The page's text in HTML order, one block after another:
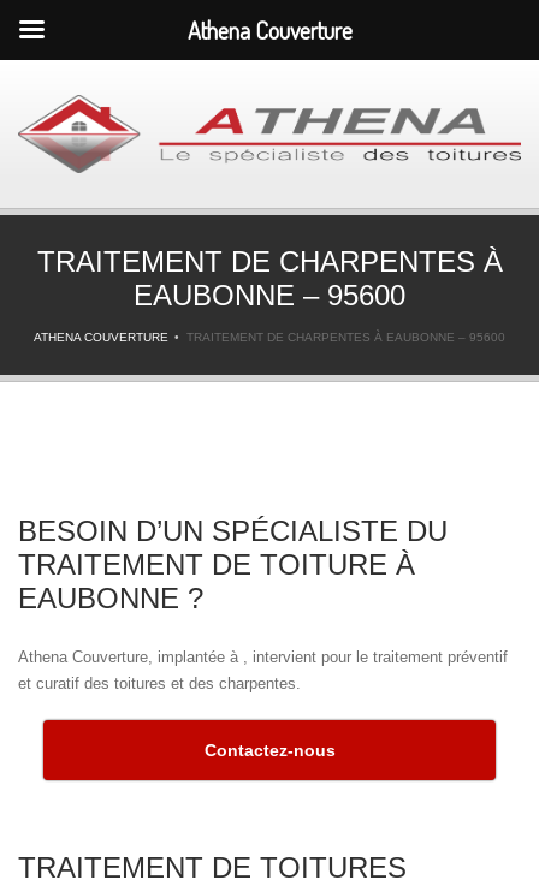
TRAITEMENT DE CHARPENTES À
EAUBONNE – 95600
ATHENA COUVERTURE TRAITEMENT DE CHARPENTES À EAUBONNE – 95600
BESOIN D’UN SPÉCIALISTE DU
TRAITEMENT DE TOITURE À
EAUBONNE ?
Athena Couverture, implantée à , intervient pour le traitement préventif
et curatif des toitures et des charpentes.
Contactez-nous
TRAITEMENT DE TOITURES
Athena Couverture